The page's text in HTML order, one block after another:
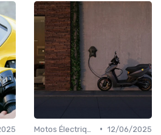
• 12/06/2025